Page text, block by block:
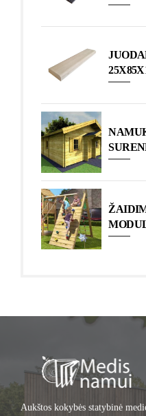
Aukštos kokybės statybinė